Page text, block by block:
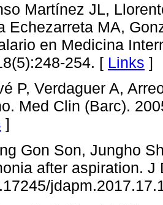
Martínez JL,
Echezarreta MA,
en Medicina
254. [ Links ]
P, Verdaguer A,
Med Clin (Barc).
]
Gon Son, Jungho
after aspiration.